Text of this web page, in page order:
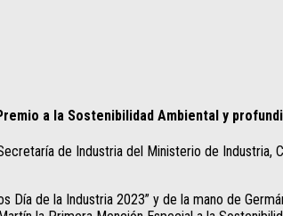
a la Sostenibilidad Ambiental y
de Industria del Ministerio de
Día de la Industria 2023” y de la mano de